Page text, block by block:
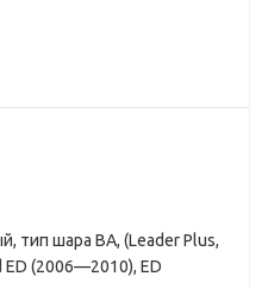
тип шара BA, (Leader Plus,
ED (2006—2010), ED